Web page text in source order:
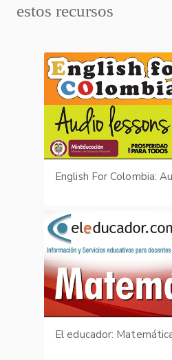
estos recursos
English For Colombia:
El educador: